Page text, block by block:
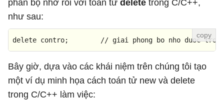
phần bộ nhớ rỗi với toán tử delete trong C/C++,
như sau:
delete contro; // giai phong bo nho duoc tro
Bây giờ, dựa vào các khái niệm trên chúng tôi tạo
một ví dụ minh họa cách toán tử new và delete
trong C/C++ làm việc: